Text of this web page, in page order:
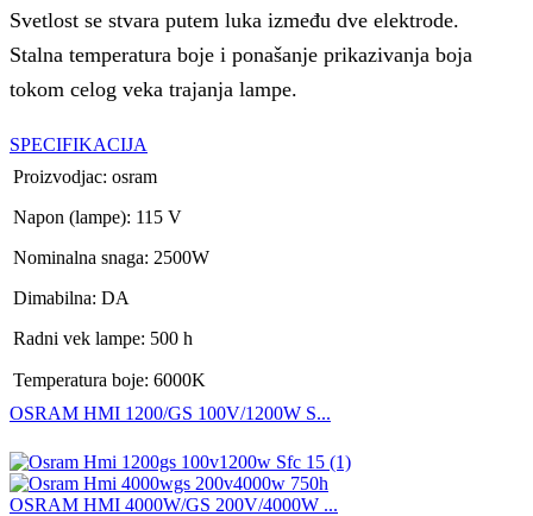
Svetlost se stvara putem luka između dve elektrode.
Stalna temperatura boje i ponašanje prikazivanja boja
tokom celog veka trajanja lampe.
SPECIFIKACIJA
Proizvodjac: osram
Napon (lampe): 115 V
Nominalna snaga: 2500W
Dimabilna: DA
Radni vek lampe: 500 h
Temperatura boje: 6000K
OSRAM HMI 1200/GS 100V/1200W S...
OSRAM HMI 4000W/GS 200V/4000W ...